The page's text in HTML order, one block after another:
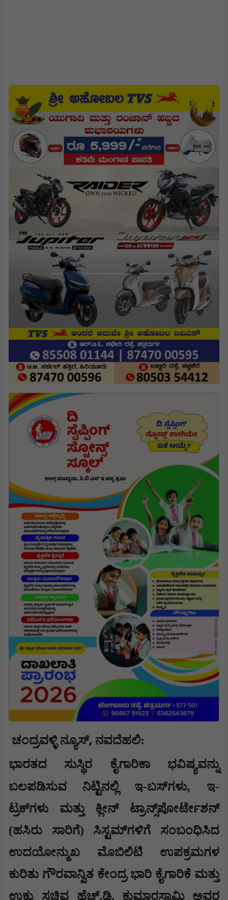
ಚಂದ್ರವಳ್ಳಿ ನ್ಯೂಸ್, ನವದೆಹಲಿ:
ಭಾರತದ ಸುಸ್ಥಿರ ಕೈಗಾರಿಕಾ ಭವಿಷ್ಯವನ್ನು
ಬಲಪಡಿಸುವ ನಿಟ್ಟಿನಲ್ಲಿ ಇ-ಬಸ್‌ಗಳು, ಇ-
ಟ್ರಕ್‌ಗಳು ಮತ್ತು ಕ್ಲೀನ್ ಟ್ರಾನ್ಸ್‌ಪೋರ್ಟೇಶನ್
(ಹಸಿರು ಸಾರಿಗೆ) ಸಿಸ್ಟಮ್‌ಗಳಿಗೆ ಸಂಬಂಧಿಸಿದ
ಉದಯೋನ್ಮುಖ ಮೊಬಿಲಿಟಿ ಉಪಕ್ರಮಗಳ
ಕುರಿತು ಗೌರವಾನ್ವಿತ ಕೇಂದ್ರ ಭಾರಿ ಕೈಗಾರಿಕೆ ಮತ್ತು
ಉಕ್ಕು ಸಚಿವ ಹೆಚ್.ಡಿ. ಕುಮಾರಸ್ವಾಮಿ ಅವರ